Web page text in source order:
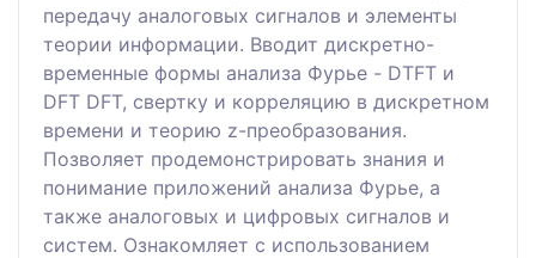
передачу аналоговых сигналов и элементы
теории информации. Вводит дискретно-
временные формы анализа Фурье - DTFT и
DFT DFT, свертку и корреляцию в дискретном
времени и теорию z-преобразования.
Позволяет продемонстрировать знания и
понимание приложений анализа Фурье, а
также аналоговых и цифровых сигналов и
систем. Ознакомляет с использованием